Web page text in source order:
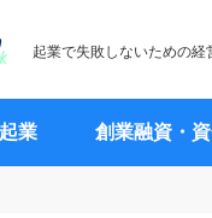
起業で失敗しないための経
起業 創業融資・